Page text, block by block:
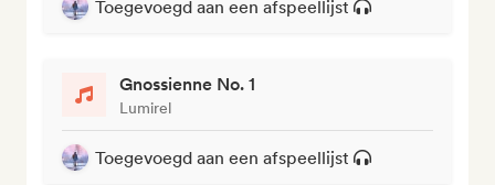
Toegevoegd aan een afspeellijst
Gnossienne No. 1
Lumirel
Toegevoegd aan een afspeellijst